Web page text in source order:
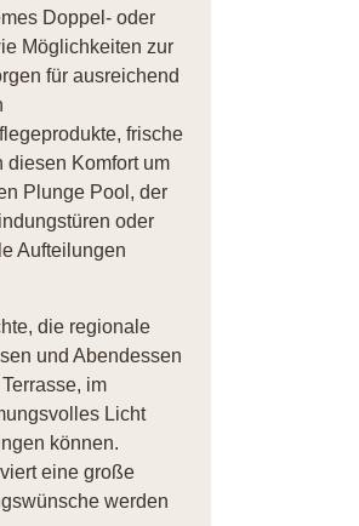
Doppel- oder
Möglichkeiten zur
für ausreichend
frische
diesen Komfort um
Plunge Pool, der
oder
Aufteilungen
die regionale
und Abendessen
im
Licht
können.
eine große
werden